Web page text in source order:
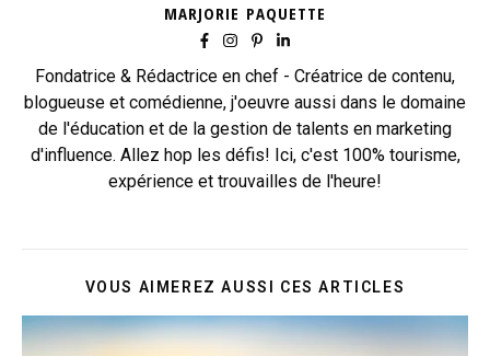
MARJORIE PAQUETTE
Fondatrice & Rédactrice en chef - Créatrice de contenu,
blogueuse et comédienne, j'oeuvre aussi dans le domaine
de l'éducation et de la gestion de talents en marketing
d'influence. Allez hop les défis! Ici, c'est 100% tourisme,
expérience et trouvailles de l'heure!
VOUS AIMEREZ AUSSI CES ARTICLES